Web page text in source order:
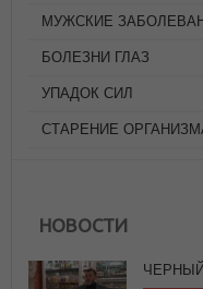
МУЖСКИЕ
БОЛЕЗНИ ГЛАЗ
УПАДОК СИЛ
СТАРЕНИЕ
НОВОСТИ